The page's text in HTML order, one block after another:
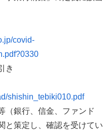
covid-
き
shishin_tebiki010.pdf
銀行、信金、ファンド
と策定し、確認を受けてい